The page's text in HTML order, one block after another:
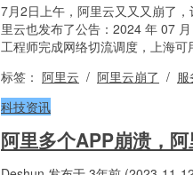
7月2日上午，阿里云又又又崩了
里云也发布了公告：2024 年 07
工程师完成网络切流调度，上海可
标签： 阿里云 / 阿里云崩了 / 服
科技资讯
阿里多个APP崩溃，